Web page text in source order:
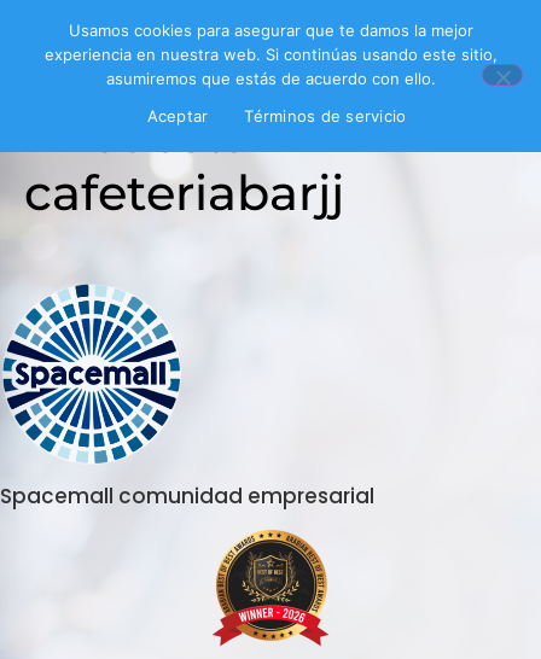
Encuesta
cafeteriabarjj
Spacemall comunidad empresarial
Usamos cookies para asegurar que te damos la mejor
experiencia en nuestra web. Si continúas usando este sitio,
asumiremos que estás de acuerdo con ello.
Aceptar
Términos de servicio